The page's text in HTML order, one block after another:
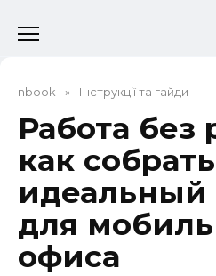
до
nbook » Інструкції та гайди
Работа без
как собрать
идеальный
для
офиса